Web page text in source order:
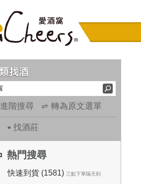
進階搜尋 轉為原文選單
找酒莊
熱門搜尋
快速到貨 (1581) 三點下單隔天到